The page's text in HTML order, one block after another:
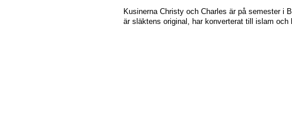
Kusinerna Christy och Charles är på semester i
är släktens original, har konverterat till islam och